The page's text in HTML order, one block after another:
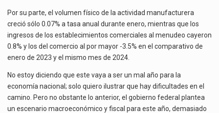
Por su parte, el volumen físico de la actividad manufacturera
creció sólo 0.07% a tasa anual durante enero, mientras que los
ingresos de los establecimientos comerciales al menudeo cayeron
0.8% y los del comercio al por mayor -3.5% en el comparativo de
enero de 2023 y el mismo mes de 2024.
No estoy diciendo que este vaya a ser un mal año para la
economía nacional; solo quiero ilustrar que hay dificultades en el
camino. Pero no obstante lo anterior, el gobierno federal plantea
un escenario macroeconómico y fiscal para este año, demasiado